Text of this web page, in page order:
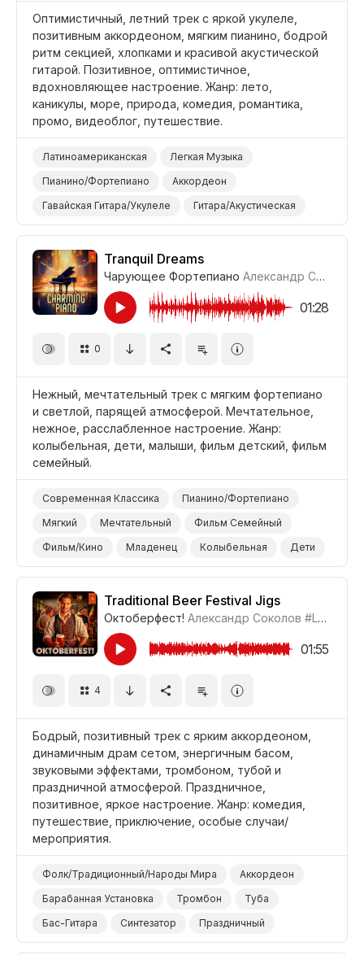
Оптимистичный, летний трек с яркой укулеле,
позитивным аккордеоном, мягким пианино, бодрой
ритм секцией, хлопками и красивой акустической
гитарой. Позитивное, оптимистичное,
вдохновляющее настроение. Жанр: лето,
каникулы, море, природа, комедия, романтика,
промо, видеоблог, путешествие.
Латиноамериканская
Легкая Музыка
Пианино/Фортепиано
Аккордеон
Гавайская Гитара/Укулеле
Гитара/Акустическая
Хлопок в Ладоши
Бас-Гитара
Барабанная Установка
Синтезатор
Оптимистичный
Вдохновляющий
Жизнерадостный/Яркий
Позитивный
Промоушен/Реклама
Видеоблог
Лето
Море
Природа
Путешествие
Отдых/Отпуск/Каникулы
Фильм Романтика
Комедия
Tranquil Dreams
Чарующее Фортепиано Александр Соколов
01:28
0
Нежный, мечтательный трек с мягким фортепиано
и светлой, парящей атмосферой. Мечтательное,
нежное, расслабленное настроение. Жанр:
колыбельная, дети, малыши, фильм детский, фильм
семейный.
Современная Классика
Пианино/Фортепиано
Мягкий
Мечтательный
Фильм Семейный
Фильм/Кино
Младенец Колыбельная Дети
Traditional Beer Festival Jigs
Октоберфест! Александр Соколов #LRPX0705_1
01:55
4
Бодрый, позитивный трек с ярким аккордеоном,
динамичным драм сетом, энергичным басом,
звуковыми эффектами, тромбоном, тубой и
праздничной атмосферой. Праздничное,
позитивное, яркое настроение. Жанр: комедия,
путешествие, приключение, особые случаи/
мероприятия.
Фолк/Традиционный/Народы Мира
Аккордеон
Барабанная Установка
Тромбон
Туба
Бас-Гитара
Синтезатор
Праздничный
Энергичный
Жизнерадостный/Яркий